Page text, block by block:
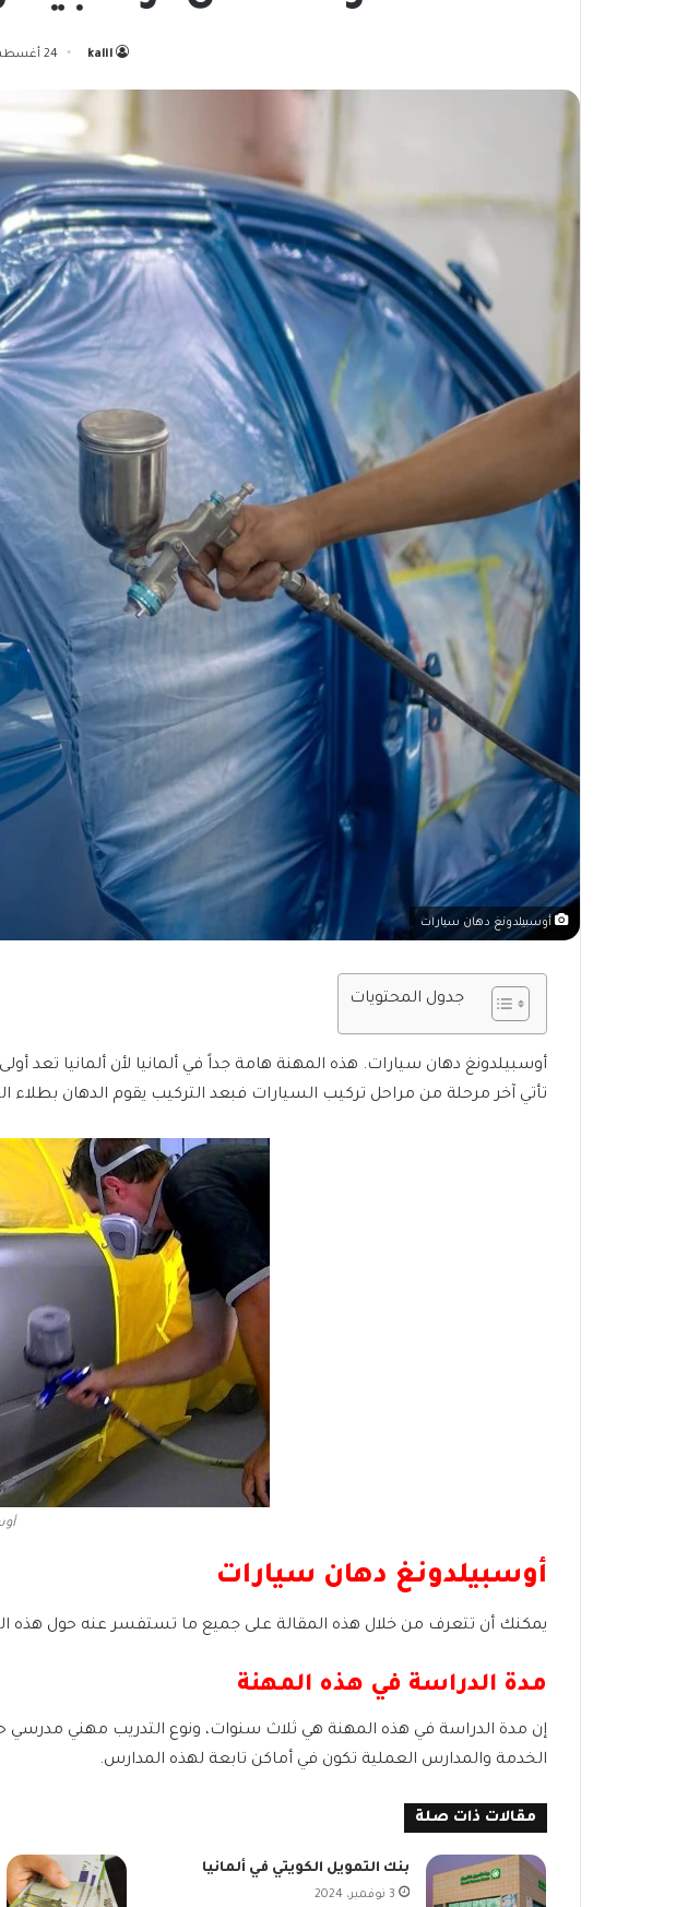
kalil 24 أغسطس، 2024
أوسبيلدونغ دهان سيارات
جدول المحتويات
أوسبيلدونغ دهان سيارات. هذه المهنة هامة جداً في ألمانيا لأن ألمانيا
تأتي آخر مرحلة من مراحل تركيب السيارات فبعد التركيب يقوم الدهان بطلاء
أوسبيلدونغ دهان سيارات
يمكنك أن تتعرف من خلال هذه المقالة على جميع ما تستفسر عنه حول هذه
مدة الدراسة في هذه المهنة
إن مدة الدراسة في هذه المهنة هي ثلاث سنوات، ونوع التدريب مهني
الخدمة والمدارس العملية تكون في أماكن تابعة لهذه المدارس.
مقالات ذات صلة
بنك التمويل الكويتي في ألمانيا
3 نوفمبر، 2024